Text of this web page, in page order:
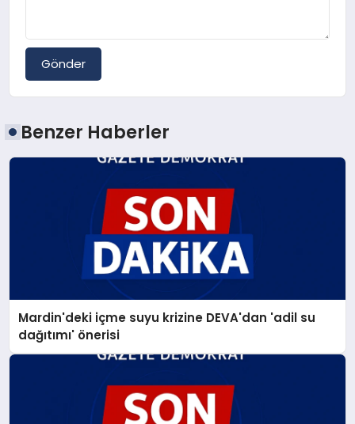
Gönder
Benzer Haberler
Mardin'deki içme suyu krizine DEVA'dan 'adil su
dağıtımı' önerisi